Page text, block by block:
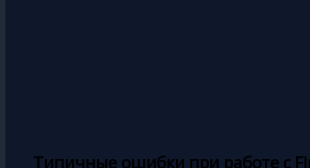
Типичные ошибки при работе с